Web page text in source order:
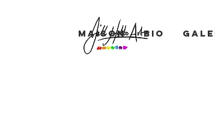
Maison BIO